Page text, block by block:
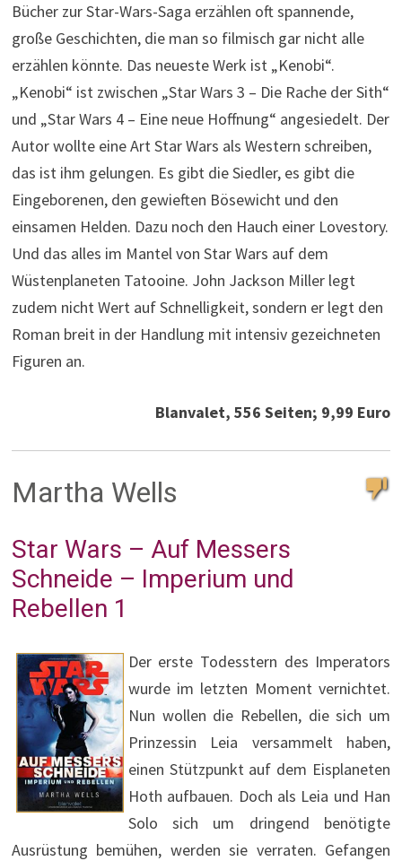
Bücher zur Star-Wars-Saga erzählen oft spannende,
große Geschichten, die man so filmisch gar nicht alle
erzählen könnte. Das neueste Werk ist „Kenobi“.
„Kenobi“ ist zwischen „Star Wars 3 – Die Rache der Sith“
und „Star Wars 4 – Eine neue Hoffnung“ angesiedelt. Der
Autor wollte eine Art Star Wars als Western schreiben,
das ist ihm gelungen. Es gibt die Siedler, es gibt die
Eingeborenen, den gewieften Bösewicht und den
einsamen Helden. Dazu noch den Hauch einer Lovestory.
Und das alles im Mantel von Star Wars auf dem
Wüstenplaneten Tatooine. John Jackson Miller legt
zudem nicht Wert auf Schnelligkeit, sondern er legt den
Roman breit in der Handlung mit intensiv gezeichneten
Figuren an.
Blanvalet, 556 Seiten; 9,99 Euro
Martha Wells
Star Wars – Auf Messers
Schneide – Imperium und
Rebellen 1
Der erste Todesstern des Imperators
wurde im letzten Moment vernichtet.
Nun wollen die Rebellen, die sich um
Prinzessin Leia versammelt haben,
einen Stützpunkt auf dem Eisplaneten
Hoth aufbauen. Doch als Leia und Han
Solo sich um dringend benötigte
Ausrüstung bemühen, werden sie verraten. Gefangen